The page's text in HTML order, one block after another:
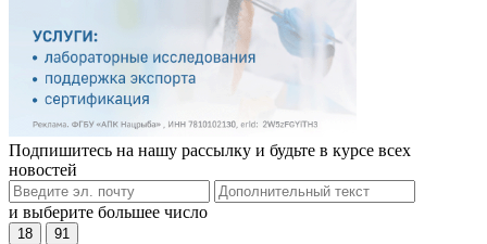
Подпишитесь на нашу рассылку и будьте в курсе всех
новостей
и выберите большее число
18 91